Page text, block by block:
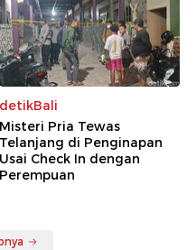
detikBali
Misteri Pria Tewas
Telanjang di Penginapan
Usai Check In dengan
Perempuan